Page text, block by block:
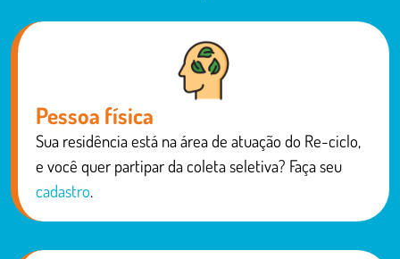
Pessoa física
Sua residência está na área de atuação do Re-ciclo,
e você quer partipar da coleta seletiva? Faça seu
cadastro.